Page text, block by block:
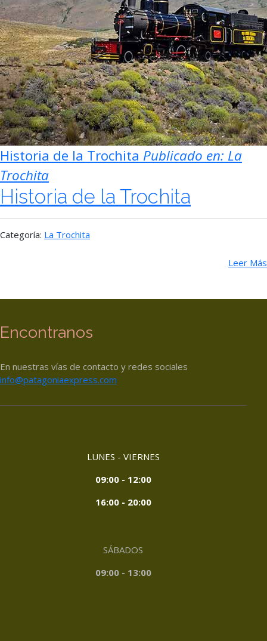
Historia de la Trochita Publicado en: La
Trochita
Historia de la Trochita
Categoría: La Trochita
Leer Más
Encontranos
En nuestras vías de contacto y redes sociales
info@patagoniaexpress.com
LUNES - VIERNES
09:00 - 12:00
16:00 - 20:00
SÁBADOS
09:00 - 13:00